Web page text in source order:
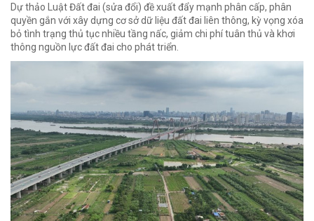
Dự thảo Luật Đất đai (sửa đổi) đề xuất đẩy mạnh phân cấp, phân
quyền gắn với xây dựng cơ sở dữ liệu đất đai liên thông, kỳ vọng xóa
bỏ tình trạng thủ tục nhiều tầng nấc, giảm chi phí tuân thủ và khơi
thông nguồn lực đất đai cho phát triển.